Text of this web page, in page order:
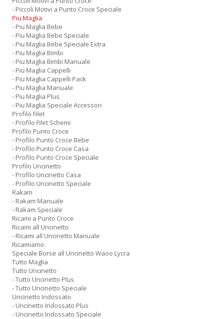
- Piccoli Motivi a Punto Croce Speciale
Piu Maglia
- Piu Maglia Bebe
- Piu Maglia Bebe Speciale
- Piu Maglia Bebe Speciale Extra
- Piu Maglia Bimbi
- Piu Maglia Bimbi Manuale
- Piu Maglia Cappelli
- Piu Maglia Cappelli Pack
- Piu Maglia Manuale
- Piu Maglia Plus
- Piu Maglia Speciale Accessori
Profilo Filet
- Profilo Filet Schemi
Profilo Punto Croce
- Profilo Punto Croce Bebe
- Profilo Punto Croce Casa
- Profilo Punto Croce Speciale
Profilo Uncinetto
- Profilo Uncinetto Casa
- Profilo Uncinetto Speciale
Rakam
- Rakam Manuale
- Rakam Speciale
Ricami a Punto Croce
Ricami all Uncinetto
- Ricami all Uncinetto Manuale
Ricamiamo
Speciale Borse all Uncinetto Waoo Lycra
Tutto Maglia
Tutto Uncinetto
- Tutto Uncinetto Plus
- Tutto Uncinetto Speciale
Uncinetto Indossato
- Uncinetto Indossato Plus
- Uncinetto Indossato Speciale